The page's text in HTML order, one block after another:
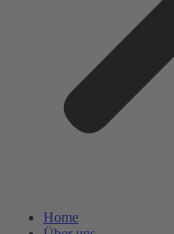
Home